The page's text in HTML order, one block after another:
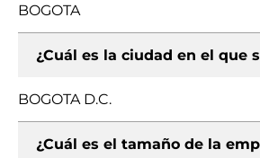
BOGOTA
¿Cuál es la ciudad en el que
BOGOTA D.C.
¿Cuál es el tamaño de la